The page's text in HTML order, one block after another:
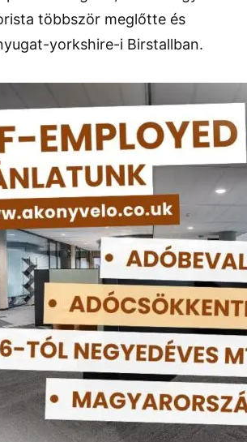
többször meglőtte és
yorkshire-i Birstallban.